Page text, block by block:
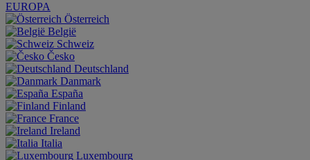
EUROPA
Österreich
België
Schweiz
Česko
Deutschland
Danmark
España
Finland
France
Ireland
Italia
Luxembourg